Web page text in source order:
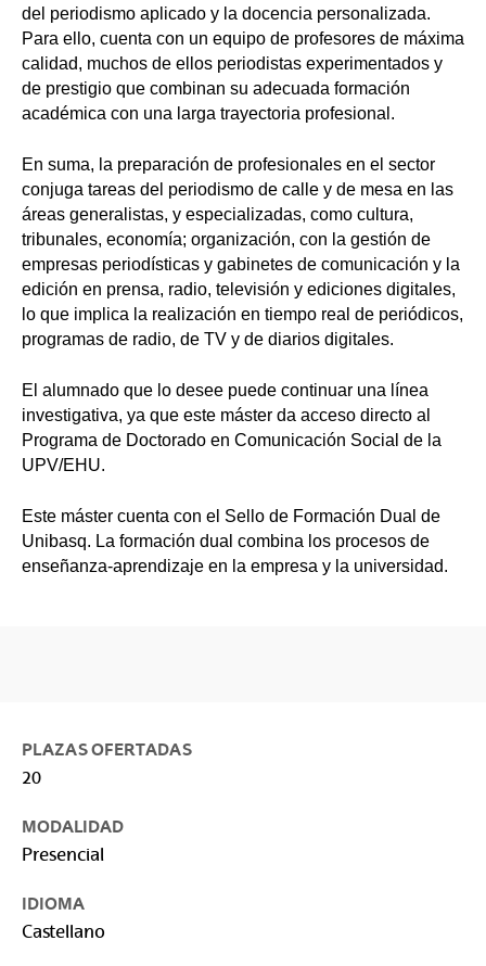
del periodismo aplicado y la docencia personalizada.
Para ello, cuenta con un equipo de profesores de máxima
calidad, muchos de ellos periodistas experimentados y
de prestigio que combinan su adecuada formación
académica con una larga trayectoria profesional.
En suma, la preparación de profesionales en el sector
conjuga tareas del periodismo de calle y de mesa en las
áreas generalistas, y especializadas, como cultura,
tribunales, economía; organización, con la gestión de
empresas periodísticas y gabinetes de comunicación y la
edición en prensa, radio, televisión y ediciones digitales,
lo que implica la realización en tiempo real de periódicos,
programas de radio, de TV y de diarios digitales.
El alumnado que lo desee puede continuar una línea
investigativa, ya que este máster da acceso directo al
Programa de Doctorado en Comunicación Social de la
UPV/EHU.
Este máster cuenta con el Sello de Formación Dual de
Unibasq. La formación dual combina los procesos de
enseñanza-aprendizaje en la empresa y la universidad.
PLAZAS OFERTADAS
20
MODALIDAD
Presencial
IDIOMA
Castellano